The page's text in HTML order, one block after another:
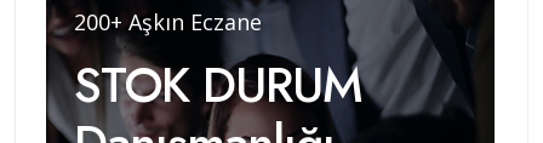
200+ Aşkın Eczane
STOK DURUM